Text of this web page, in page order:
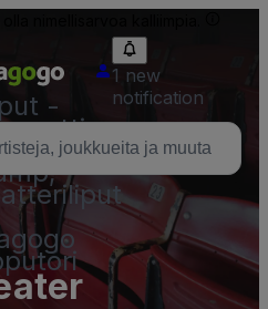
-
1 new
notification